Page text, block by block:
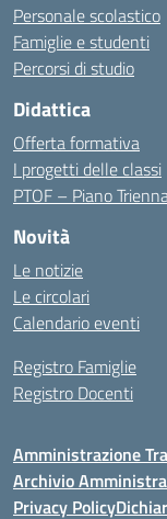
Personale scolastico
Famiglie e studenti
Percorsi di studio
Didattica
Offerta formativa
I progetti delle classi
PTOF – Piano
Novità
Le notizie
Le circolari
Calendario eventi
Registro Famiglie
Registro Docenti
Amministrazione
Archivio
Privacy Policy